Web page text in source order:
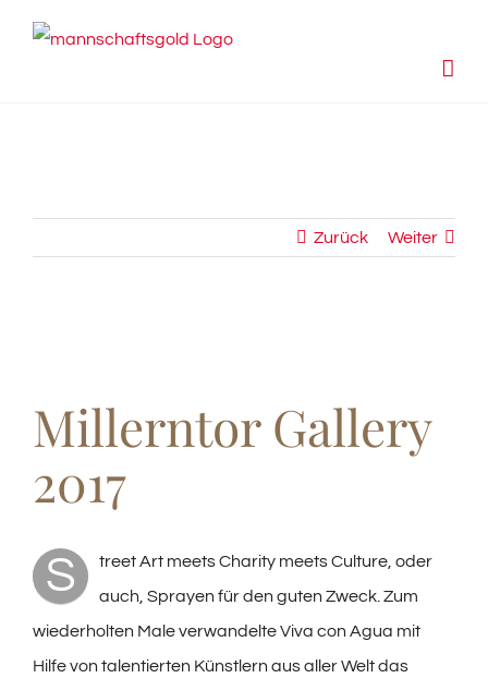
Zurück Weiter
Image
Millerntor Gallery
2017
S
treet Art meets Charity meets Culture, oder
auch, Sprayen für den guten Zweck. Zum
wiederholten Male verwandelte Viva con Agua mit
Hilfe von talentierten Künstlern aus aller Welt das